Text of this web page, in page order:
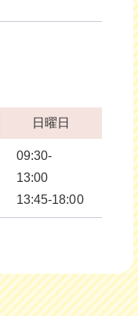
日曜日
09:30-
13:00
13:45-18:00